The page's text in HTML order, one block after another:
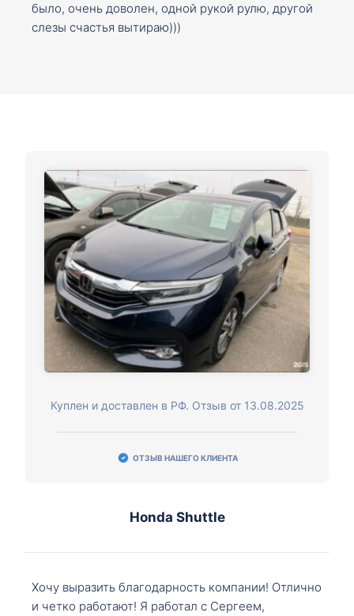
было, очень доволен, одной рукой рулю, другой
слезы счастья вытираю)))
Куплен и доставлен в РФ. Отзыв от 13.08.2025
ОТЗЫВ НАШЕГО КЛИЕНТА
Honda Shuttle
Хочу выразить благодарность компании! Отлично
и четко работают! Я работал с Сергеем,